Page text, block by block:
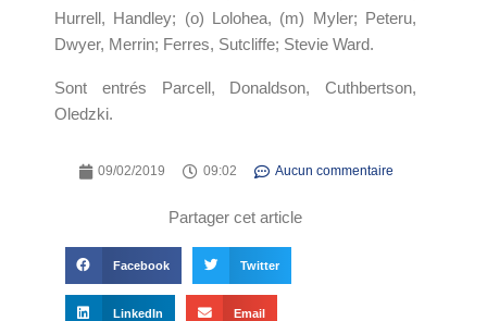
Hurrell, Handley; (o) Lolohea, (m) Myler; Peteru,
Dwyer, Merrin; Ferres, Sutcliffe; Stevie Ward.
Sont entrés Parcell, Donaldson, Cuthbertson,
Oledzki.
09/02/2019 09:02 Aucun commentaire
Partager cet article
Facebook Twitter
LinkedIn Email